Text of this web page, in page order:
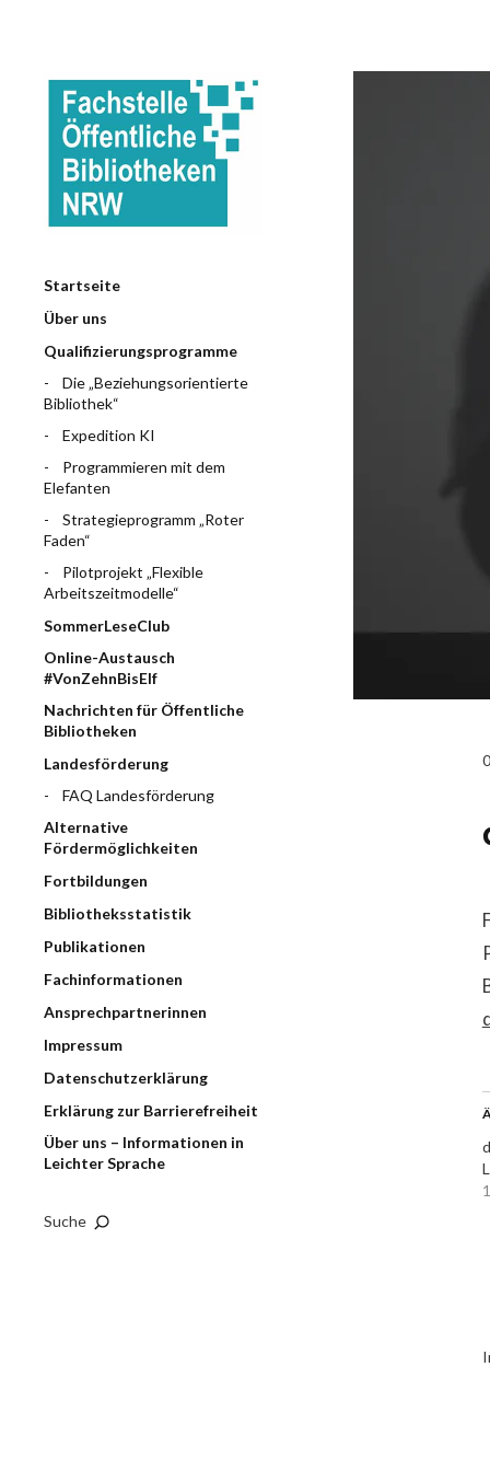
Startseite
Über uns
Qualifizierungsprogramme
Die „Beziehungsorientierte
Bibliothek“
Expedition KI
Programmieren mit dem
Elefanten
Strategieprogramm „Roter
Faden“
Pilotprojekt „Flexible
Arbeitszeitmodelle“
SommerLeseClub
Online-Austausch
#VonZehnBisElf
Nachrichten für Öffentliche
Bibliotheken
Landesförderung
FAQ Landesförderung
Alternative
Fördermöglichkeiten
Fortbildungen
Bibliotheksstatistik
Publikationen
Fachinformationen
Ansprechpartnerinnen
Impressum
Datenschutzerklärung
Erklärung zur Barrierefreiheit
Über uns – Informationen in
Leichter Sprache
Suche